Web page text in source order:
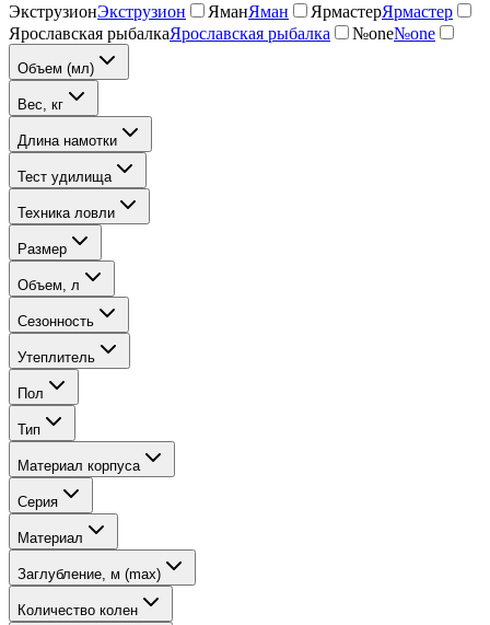
ЭкструзионЭкструзион ЯманЯман ЯрмастерЯрмастер
Ярославская рыбалкаЯрославская рыбалка №one№one
Объем (мл)
Вес, кг
Длина намотки
Тест удилища
Техника ловли
Размер
Объем, л
Сезонность
Утеплитель
Пол
Тип
Материал корпуса
Серия
Материал
Заглубление, м (max)
Количество колен